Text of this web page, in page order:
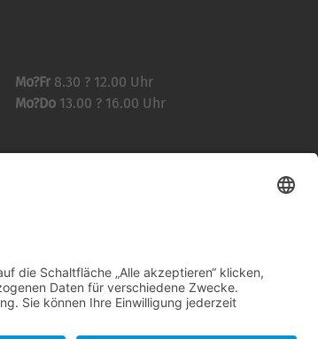
Mo?Fr 8.30 ? 12.00 Uhr
Mo?Do 13.00 ? 16.00 Uhr